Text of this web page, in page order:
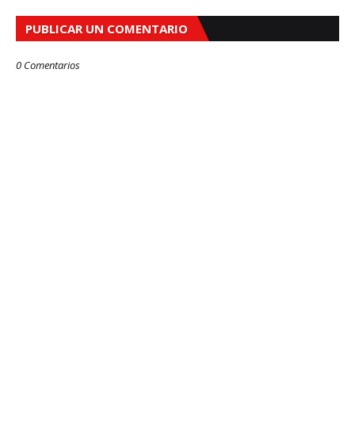
PUBLICAR UN COMENTARIO
0 Comentarios